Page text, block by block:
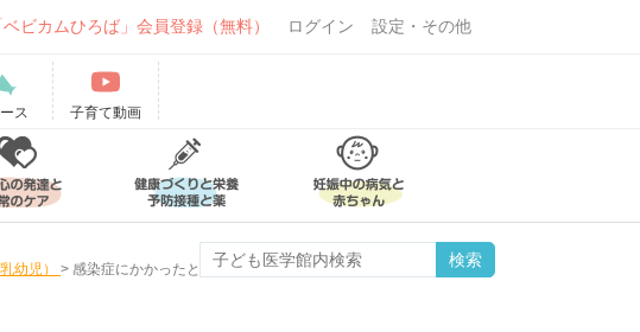
ベビカムひろば」会員登録（無料） ログイン 設定・その他
ス 子育て動画
幼児） > 感染症にかかったときの小児科のかかり方